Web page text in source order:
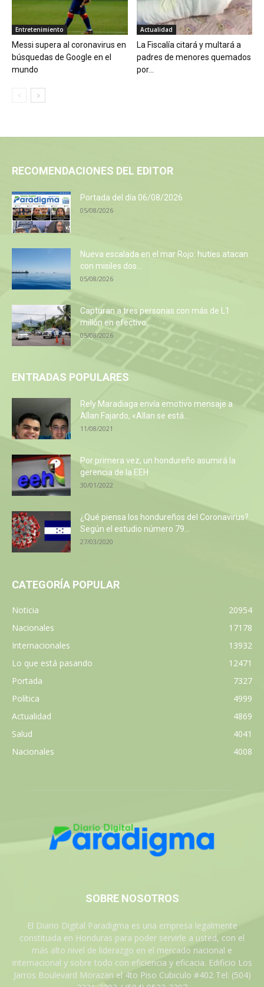
Entretenimiento
Messi supera al coronavirus en
búsquedas de Google en el
mundo
Actualidad
La Fiscalía citará y multará a
padres de menores quemados
por...
RECOMENDACIONES DEL EDITOR
Portada del día 06/08/2026
05/08/2026
Nueva escalada en el mar Rojo: hutíes atacan
con misiles dos...
05/08/2026
Capturan a tres personas con más de L1
millón en efectivo...
05/08/2026
ENTRADAS POPULARES
Rely Maradiaga envía emotivo mensaje a
Allan Fajardo, «Allan se está...
11/08/2021
Por primera vez, un hondureño asumirá la
gerencia de la EEH
30/01/2022
¿Qué piensa los hondureños del Coronavirus?
Según el estudio número 79...
27/03/2020
CATEGORÍA POPULAR
Noticia
20954
Nacionales
17178
Internacionales
13932
Lo que está pasando
12471
Portada
7327
Política
4999
Actualidad
4869
Salud
4041
Nacionales
4008
SOBRE NOSOTROS
El Diario Digital Paradigma es una empresa legalmente
constituida en Honduras para poder servirle a usted, con el
más alto nivel de liderazgo en el mercado nacional e
internacional y sobre todo con eficiencia y eficacia. Edificio Los
Jarros Boulevard Morazan el 4to Piso Cubiculo #402 Tel: (504)